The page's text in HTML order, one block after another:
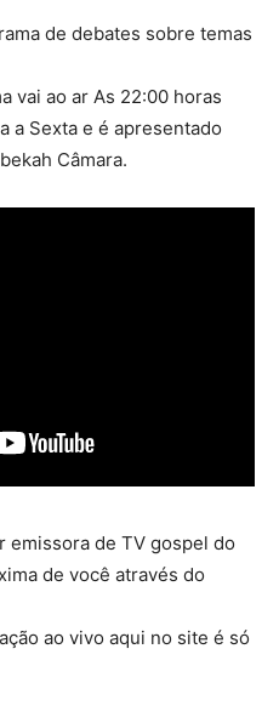
de debates sobre temas
vai ao ar As 22:00 horas
a Sexta e é apresentado
Câmara.
emissora de TV gospel do
de você através do
ao vivo aqui no site é só